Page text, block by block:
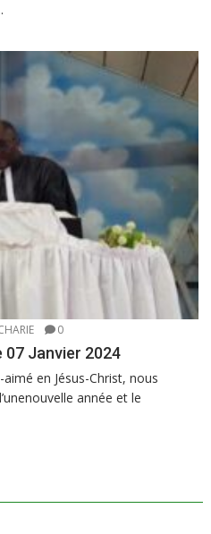
0
07 Janvier 2024
en Jésus-Christ, nous
année et le